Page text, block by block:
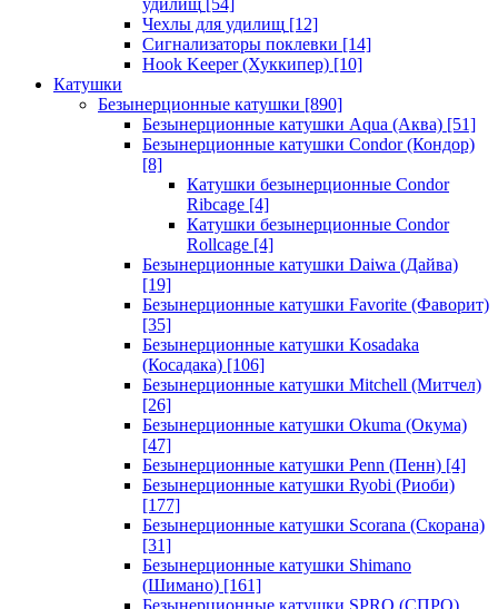
удилищ [54]
Чехлы для удилищ [12]
Сигнализаторы поклевки [14]
Hook Keeper (Хуккипер) [10]
Катушки
Безынерционные катушки [890]
Безынерционные катушки Aqua (Аква) [51]
Безынерционные катушки Condor (Кондор)
[8]
Катушки безынерционные Condor
Ribcage [4]
Катушки безынерционные Condor
Rollcage [4]
Безынерционные катушки Daiwa (Дайва)
[19]
Безынерционные катушки Favorite (Фаворит)
[35]
Безынерционные катушки Kosadaka
(Косадака) [106]
Безынерционные катушки Mitchell (Митчел)
[26]
Безынерционные катушки Okuma (Окума)
[47]
Безынерционные катушки Penn (Пенн) [4]
Безынерционные катушки Ryobi (Риоби)
[177]
Безынерционные катушки Scorana (Скорана)
[31]
Безынерционные катушки Shimano
(Шимано) [161]